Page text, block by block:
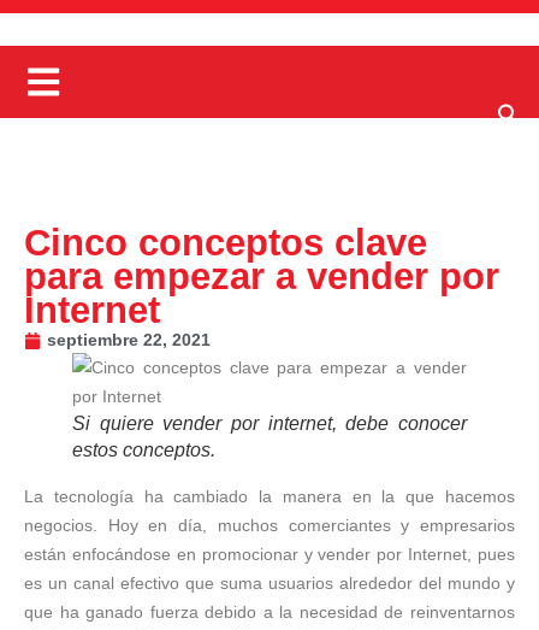
Cinco conceptos clave
para empezar a vender por
Internet
septiembre 22, 2021
Si quiere vender por internet, debe conocer
estos conceptos.
La tecnología ha cambiado la manera en la que hacemos
negocios. Hoy en día, muchos comerciantes y empresarios
están enfocándose en promocionar y vender por Internet, pues
es un canal efectivo que suma usuarios alrededor del mundo y
que ha ganado fuerza debido a la necesidad de reinventarnos